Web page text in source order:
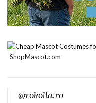
@rokolla.ro